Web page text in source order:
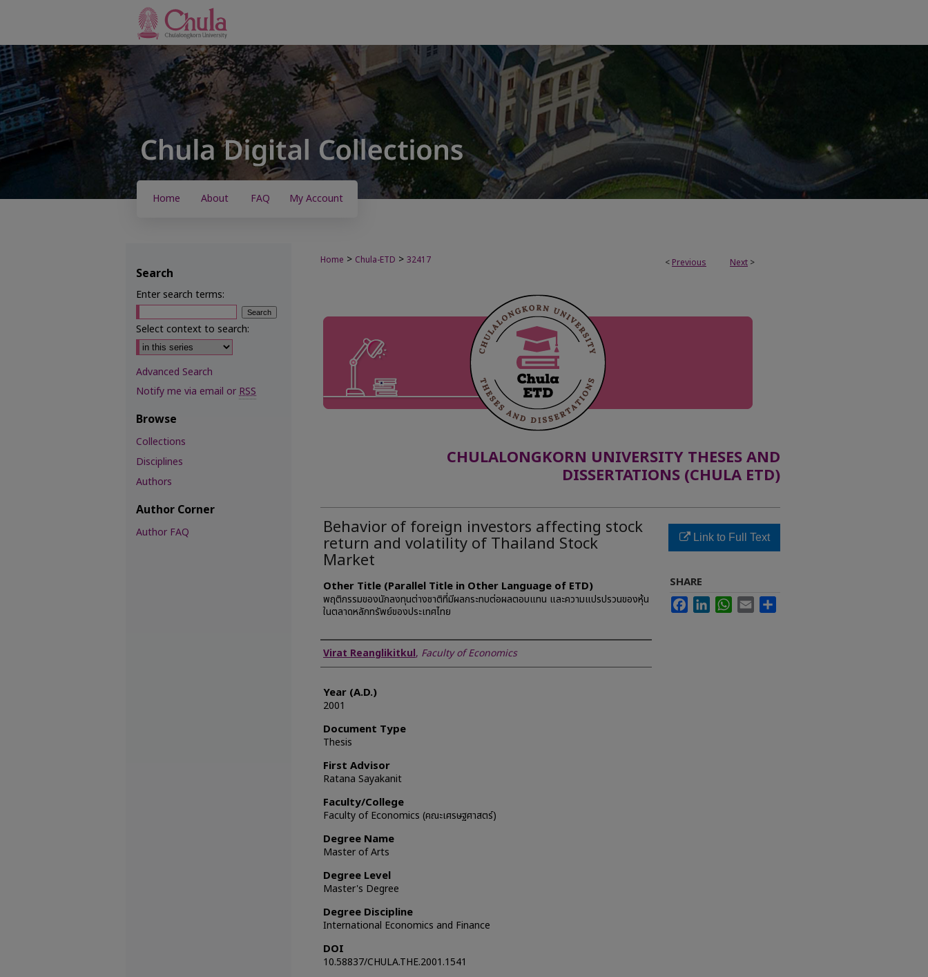
Home About FAQ My Account
< Previous Next >
Home > Chula-ETD > 32417
CHULALONGKORN UNIVERSITY THESES AND
DISSERTATIONS (CHULA ETD)
Behavior of foreign investors affecting stock
return and volatility of Thailand Stock
Market
Other Title (Parallel Title in Other Language of ETD)
พฤติกรรมของนักลงทุนต่างชาติที่มีผลกระทบต่อผลตอบแทน และความแปรปรวนของหุ้น
ในตลาดหลักทรัพย์ของประเทศไทย
Author
Virat Reanglikitkul, Faculty of Economics
Year (A.D.)
2001
Document Type
Thesis
First Advisor
Ratana Sayakanit
Faculty/College
Faculty of Economics (คณะเศรษฐศาสตร์)
Degree Name
Master of Arts
Degree Level
Master's Degree
Degree Discipline
International Economics and Finance
DOI
10.58837/CHULA.THE.2001.1541
Link to Full Text
SHARE
FacebookLinkedInWhatsApp
Email
Search
Enter search terms:
Select context to search:
Advanced Search
Notify me via email orRSS
Browse
Collections
Disciplines
Authors
Author Corner
Author FAQ